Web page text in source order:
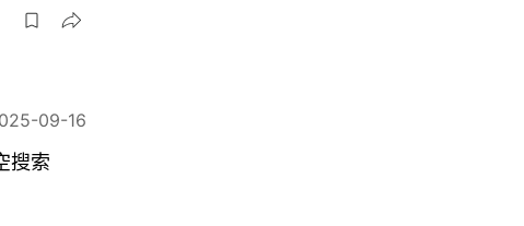
09-16
搜索